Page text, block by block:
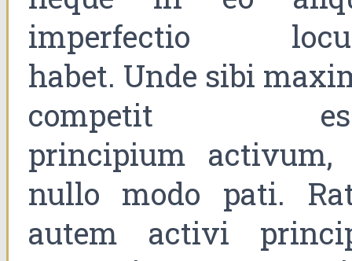
imperfectio
habet. Unde sibi
competit
principium activum,
nullo modo pati.
autem activi